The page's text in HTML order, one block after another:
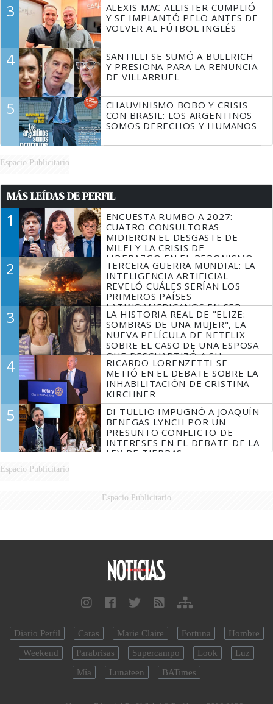
3
ALEXIS MAC ALLISTER CUMPLIÓ
Y SE IMPLANTÓ PELO ANTES DE
VOLVER AL FÚTBOL INGLÉS
4
SANTILLI SE SUMÓ A BULLRICH
Y PRESIONA PARA LA RENUNCIA
DE VILLARRUEL
5
CHAUVINISMO BOBO Y CRISIS
CON BRASIL: LOS ARGENTINOS
SOMOS DERECHOS Y HUMANOS
Espacio Publicitario
MÁS LEÍDAS DE PERFIL
1
ENCUESTA RUMBO A 2027:
CUATRO CONSULTORAS
MIDIERON EL DESGASTE DE
MILEI Y LA CRISIS DE
LIDERAZGO EN EL PERONISMO
2
TERCERA GUERRA MUNDIAL: LA
INTELIGENCIA ARTIFICIAL
REVELÓ CUÁLES SERÍAN LOS
PRIMEROS PAÍSES
LATINOAMERICANOS EN SER
DERROTADOS
3
LA HISTORIA REAL DE "ELIZE:
SOMBRAS DE UNA MUJER", LA
NUEVA PELÍCULA DE NETFLIX
SOBRE EL CASO DE UNA ESPOSA
QUE DESCUARTIZÓ A SU
MARIDO
4
RICARDO LORENZETTI SE
METIÓ EN EL DEBATE SOBRE LA
INHABILITACIÓN DE CRISTINA
KIRCHNER
5
DI TULLIO IMPUGNÓ A JOAQUÍN
BENEGAS LYNCH POR UN
PRESUNTO CONFLICTO DE
INTERESES EN EL DEBATE DE LA
LEY DE TIERRAS
Espacio Publicitario
Espacio Publicitario
Diario Perfil Caras Marie Claire Fortuna
Hombre
Weekend
Parabrisas Supercampo Look
Luz
Mía
Lunateen BATimes